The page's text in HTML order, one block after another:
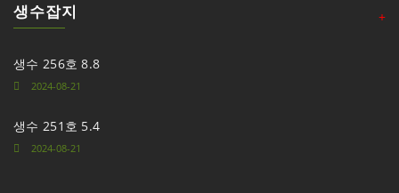
생수잡지 +
생수 256호 8.8
2024-08-21
생수 251호 5.4
2024-08-21